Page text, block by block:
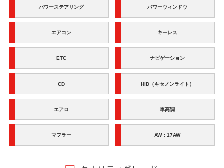
パワーステアリング パワーウィンドウ
エアコン キーレス
ETC ナビゲーション
CD HID（キセノンライト）
エアロ 車高調
マフラー AW：17AW